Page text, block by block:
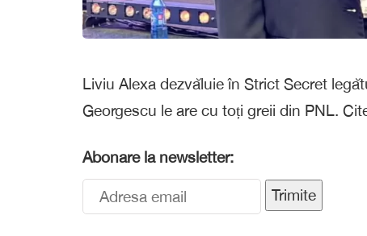
Liviu Alexa dezvăluie în Strict Secret
Georgescu le are cu toți greii din PNL.
Abonare la newsletter:
Trimite